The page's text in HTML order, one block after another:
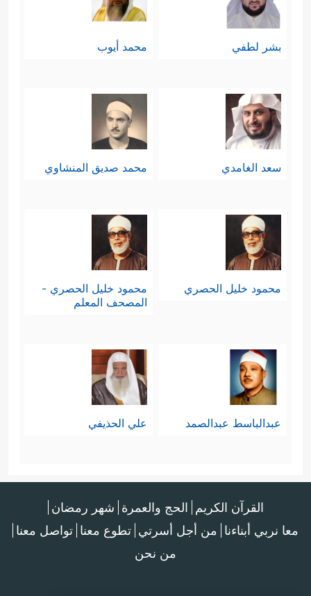
بشر لطفي محمد أيوب
سعد الغامدي محمد صديق المنشاوي
محمود خليل الحصري
محمود خليل الحصري -
المصحف المعلم
عبدالباسط عبدالصمد علي الحذيفي
القرآن الكريم الحج والعمرة شهر رمضان
معا نربي أبناءنا من أجل أسرتي تطوع معنا تواصل معنا
من نحن